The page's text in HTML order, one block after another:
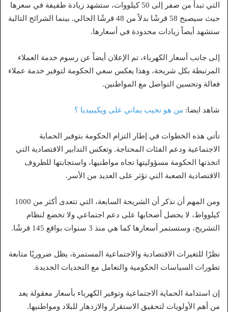
التي تبدأ من صفر إلى 50 كيلووات، ستشهد زيادة طفيفة في سعرها
حيث سيصبح 58 قرشًا بدلاً من 48 قرشًا الحالي. بينما الشرائح التالية
ستشهد أيضاً زيادات محدودة في أسعارها.
إلى جانب أسعار الكهرباء، تم الإعلان أيضاً عن رسوم خدمة العملاء
المرتبطة بكل شريحة، وهذا يعكس سعي الحكومة لتوفير خدمة عملاء
فعالة وتحسين التواصل مع المواطنين.
شاهد ايضا: من هو نجيب يماني على ويكيبيديا ؟
تأتي هذه الخطوات في إطار التزام الحكومة بتوفير الحماية
الاجتماعية ودعم الفئات المحتاجة. وتعكس التدابير الاقتصادية التي
اتخذتها الحكومة مسؤوليتها تجاه مواطنيها، واستجابتها للظروف
الاقتصادية الصعبة التي تؤثر على العديد من الأسر.
ومن المهم أن نذكر أن الشريحة السابعة، التي تتعدى أكثر من 1000
كيلوواط، لا يحصل أصحابها على دعم اجتماعي ولا تخضع لنظام
التشريح، وستستمر أسعارها كما هي منذ 3 سنوات بواقع 145 قرشًا.
نظرًا للتغيرات الاقتصادية والاجتماعية المستمرة، يظل ضروريًا متابعة
تطورات السياسات الحكومية والتعامل مع التحديات الجديدة.
إن استدامة الحماية الاجتماعية وتوفير الكهرباء بأسعار معقولة يعد
من أهم الأولويات لتحقيق الاستقرار والازدهار للبلاد ومواطنيها.